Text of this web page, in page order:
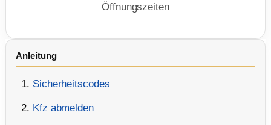
Anleitung
Sicherheitscodes
Kfz abmelden
Öffnungszeiten